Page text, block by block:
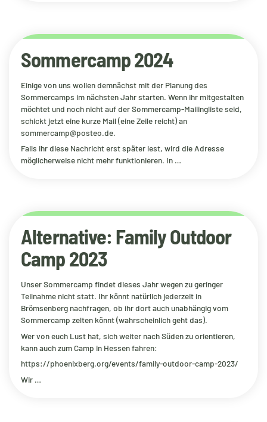
Sommercamp 2024
Einige von uns wollen demnächst mit der Planung des
Sommercamps im nächsten Jahr starten. Wenn ihr mitgestalten
möchtet und noch nicht auf der Sommercamp-Mailingliste seid,
schickt jetzt eine kurze Mail (eine Zeile reicht) an
sommercamp@posteo.de.
Falls ihr diese Nachricht erst später lest, wird die Adresse
möglicherweise nicht mehr funktionieren. In …
Alternative: Family Outdoor
Camp 2023
Unser Sommercamp findet dieses Jahr wegen zu geringer
Teilnahme nicht statt. Ihr könnt natürlich jederzeit in
Brömsenberg nachfragen, ob ihr dort auch unabhängig vom
Sommercamp zelten könnt (wahrscheinlich geht das).
Wer von euch Lust hat, sich weiter nach Süden zu orientieren,
kann auch zum Camp in Hessen fahren:
https://phoenixberg.org/events/family-outdoor-camp-2023/
Wir …